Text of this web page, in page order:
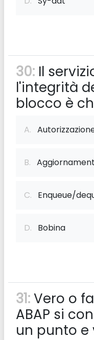
30: Il
l'integrità
blocco è
A.
B.
C. Enqueue/
D. Bobina
31:Vero o
ABAP si
un punto e